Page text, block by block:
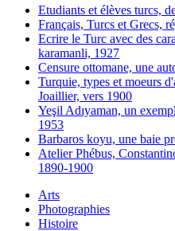
Etudiants et élèves turcs,
Français, Turcs et Grecs,
Ecrire le Turc avec des
karamanli, 1927
Censure ottomane, une
Turquie, types et moeurs
Joaillier, vers 1900
Yeşil Adıyaman, un
1953
Barbaros koyu, une baie
Atelier Phébus,
1890-1900
Arts
Photographies
Histoire